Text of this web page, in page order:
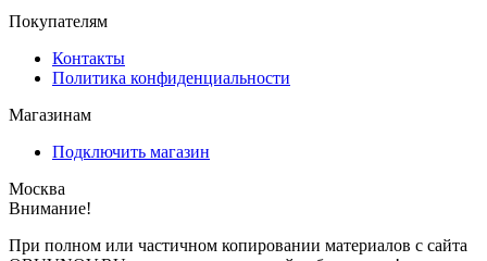
Покупателям
Контакты
Политика конфиденциальности
Магазинам
Подключить магазин
Москва
Внимание!
При полном или частичном копировании материалов с сайта